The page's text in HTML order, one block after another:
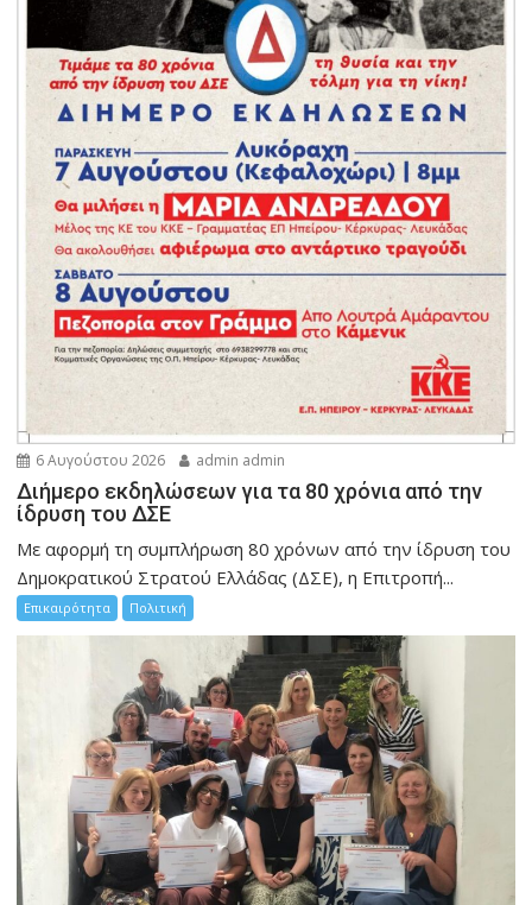
6 Αυγούστου 2026 admin admin
Διήμερο εκδηλώσεων για τα 80 χρόνια από την
ίδρυση του ΔΣΕ
Με αφορμή τη συμπλήρωση 80 χρόνων από την ίδρυση του
Δημοκρατικού Στρατού Ελλάδας (ΔΣΕ), η Επιτροπή...
Επικαιρότητα Πολιτική